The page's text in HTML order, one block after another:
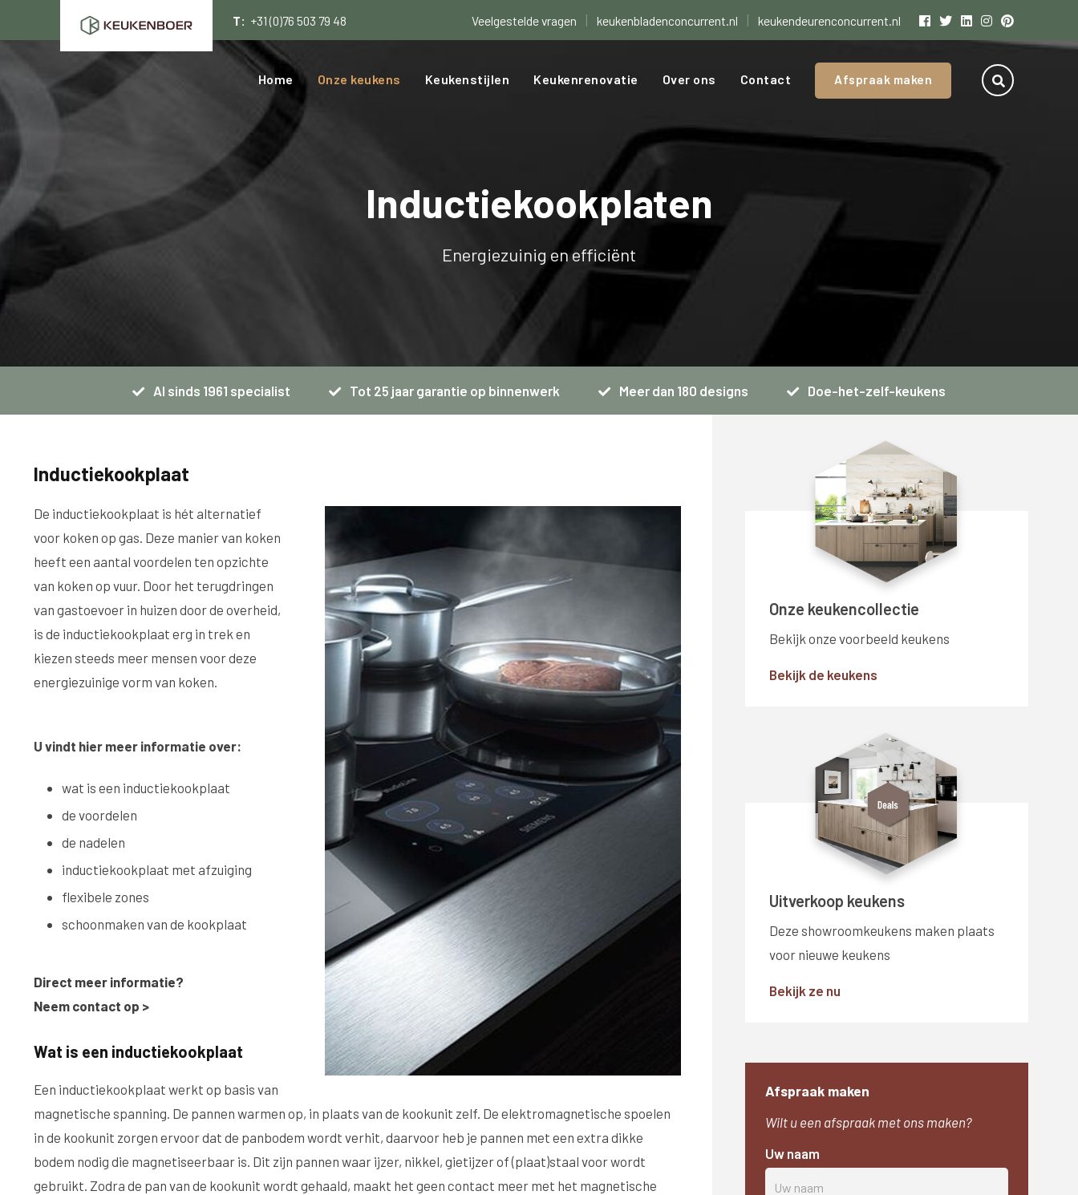
T: +31 (0)76 503 79 48 Veelgestelde vragen keukenbladenconcurrent.nl keukendeurenconcurrent.nl
Home Onze keukens Keukenstijlen Keukenrenovatie Over ons Contact Afspraak maken
Inductiekookplaten
Energiezuinig en efficiënt
Al sinds 1961 specialist Tot 25 jaar garantie op binnenwerk Meer dan 180 designs Doe-het-zelf-keukens
Inductiekookplaat
De inductiekookplaat is hét alternatief
voor koken op gas. Deze manier van koken
heeft een aantal voordelen ten opzichte
van koken op vuur. Door het terugdringen
van gastoevoer in huizen door de overheid,
is de inductiekookplaat erg in trek en
kiezen steeds meer mensen voor deze
energiezuinige vorm van koken.
U vindt hier meer informatie over:
wat is een inductiekookplaat
de voordelen
de nadelen
inductiekookplaat met afzuiging
flexibele zones
schoonmaken van de kookplaat
Direct meer informatie?
Neem contact op >
Wat is een inductiekookplaat
Een inductiekookplaat werkt op basis van
magnetische spanning. De pannen warmen op, in plaats van de kookunit zelf. De elektromagnetische spoelen
in de kookunit zorgen ervoor dat de panbodem wordt verhit, daarvoor heb je pannen met een extra dikke
bodem nodig die magnetiseerbaar is. Dit zijn pannen waar ijzer, nikkel, gietijzer of (plaat)staal voor wordt
gebruikt. Zodra de pan van de kookunit wordt gehaald, maakt het geen contact meer met het magnetische
Onze keukencollectie
Bekijk onze voorbeeld keukens
Bekijk de keukens
Uitverkoop keukens
Deze showroomkeukens maken plaats
voor nieuwe keukens
Bekijk ze nu
Afspraak maken
Wilt u een afspraak met ons maken?
Uw naam